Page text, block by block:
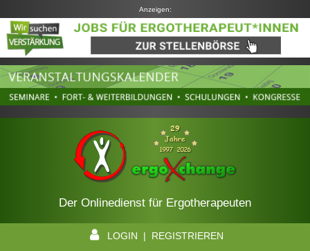
Anzeigen:
Der Onlinedienst für Ergotherapeuten
LOGIN | REGISTRIEREN